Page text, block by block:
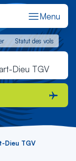
Menu
Statut des vols
Statut des vols
Dieu TGV